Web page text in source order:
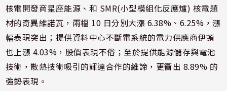
核電開發商星座能源、和 SMR(小型模組化反應爐) 核電題
材的奇異維諾瓦，兩檔 10 日分別大漲 6.38%、6.25%，漲
幅表現突出；提供資料中心不斷電系統的電力供應商伊頓
也上漲 4.03%，股價表現不俗；至於提供能源儲存與電池
技術，散熱技術吸引的輝達合作的維諦，更衝出 8.89% 的
強勢表現。